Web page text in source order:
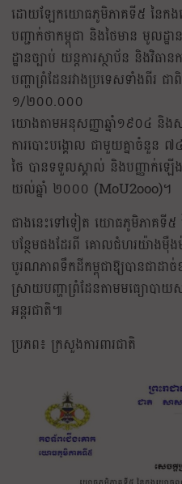
ដោយឡែកយោធភូមិភាគទី៥ នៃកង
បញ្ជាក់ថាកម្ពុជា និងថៃមាន មូលដ្
ដ្ឋានច្បាប់ យន្តការស្ថាប័ន និងវិធ
បញ្ហាព្រំដែនរវាងប្រទេសទាំងពីរ ជ
១/២០០.០០០
យោងតាមអនុសញ្ញាឆ្នាំ១៩០៤ និងស
ការបោះបង្គោល ជាមួយគ្នាចំនួន
ថៃ បានទទួលស្គាល់ និងបញ្ញាក់ឡ
យល់ឆ្នាំ ២០០០ (MoU2ooo)។
ជាងនេះទៅទៀត យោធភូមិភាគទី៥
បន្ថែមផងដែរពី គោលជំហរយ៉ាងម៉ឺងម៉
បូរណភាពទឹកដីកម្ពុជាឱ្យបានជាដា
ស្រាយបញ្ហាព្រំដែនតាមមធ្យោបា
អន្តរជាតិ៕
ប្រភព៖ ក្រសួងការពារជាតិ